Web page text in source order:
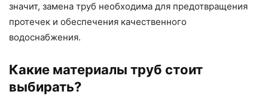
значит, замена труб необходима для предотвращения
протечек и обеспечения качественного
водоснабжения.
Какие материалы труб стоит
выбирать?